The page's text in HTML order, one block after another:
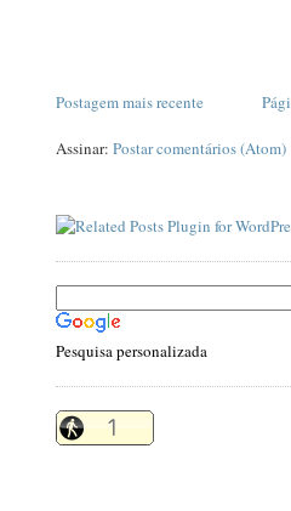
Postagem mais recente
Assinar: Postar comentários (Atom)
Pesquisa personalizada